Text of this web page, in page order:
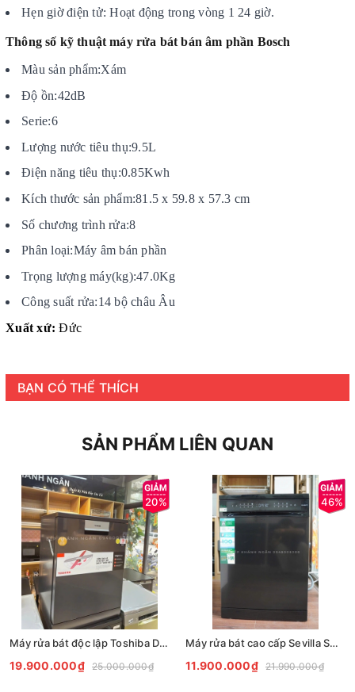
Hẹn giờ điện tử: Hoạt động trong vòng 1 24 giờ.
Thông số kỹ thuật máy rửa bát bán âm phần Bosch
Màu sản phẩm:Xám
Độ ồn:42dB
Serie:6
Lượng nước tiêu thụ:9.5L
Điện năng tiêu thụ:0.85Kwh
Kích thước sản phẩm:81.5 x 59.8 x 57.3 cm
Số chương trình rửa:8
Phân loại:Máy âm bán phần
Trọng lượng máy(kg):47.0Kg
Công suất rửa:14 bộ châu Âu
Xuất xứ: Đức
BẠN CÓ THỂ THÍCH
SẢN PHẨM LIÊN QUAN
20%
Máy rửa bát độc lập Toshiba DW-15F7(G)-VN
19.900.000₫ 25.000.000₫
46%
Máy rửa bát cao cấp Sevilla SV - RBT77
11.900.000₫ 21.990.000₫